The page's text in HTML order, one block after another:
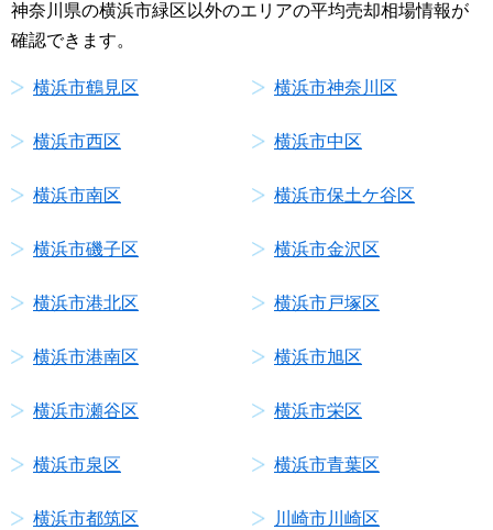
神奈川県の横浜市緑区以外のエリアの平均売却相場情報が
確認できます。
横浜市鶴見区 横浜市神奈川区
横浜市西区 横浜市中区
横浜市南区 横浜市保土ケ谷区
横浜市磯子区 横浜市金沢区
横浜市港北区 横浜市戸塚区
横浜市港南区 横浜市旭区
横浜市瀬谷区 横浜市栄区
横浜市泉区 横浜市青葉区
横浜市都筑区 川崎市川崎区